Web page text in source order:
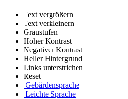
Text vergrößern
Text verkleinern
Graustufen
Hoher Kontrast
Negativer Kontrast
Heller Hintergrund
Links unterstrichen
Reset
Gebärdensprache
Leichte Sprache